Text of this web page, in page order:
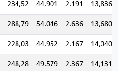
234,52 44.901 2.191 13,836
288,79 54.046 2.636 13,680
228,03 44.952 2.167 14,040
248,28 49.579 2.367 14,131